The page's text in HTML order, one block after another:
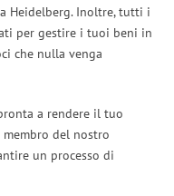
Heidelberg. Inoltre, tutti i
per gestire i tuoi beni in
che nulla venga
a rendere il tuo
del nostro
un processo di